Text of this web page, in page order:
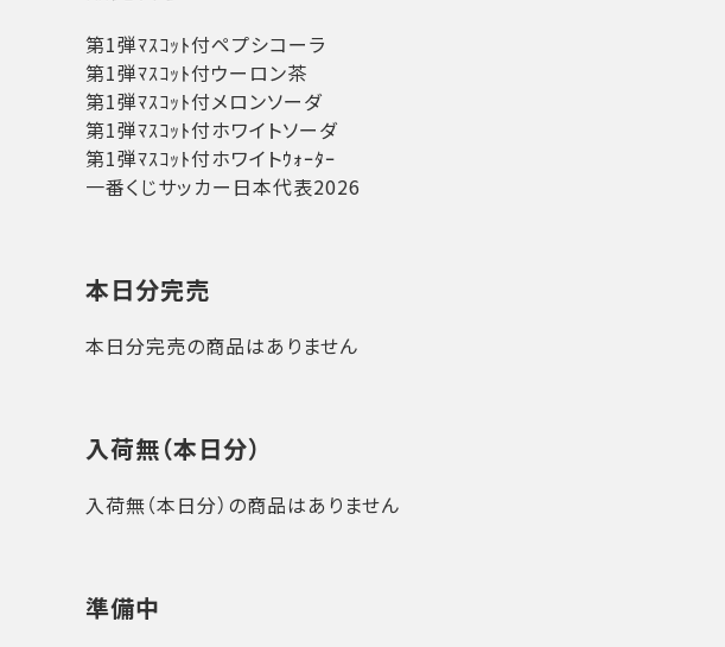
第1弾ﾏｽｺｯﾄ付ペプシコーラ
第1弾ﾏｽｺｯﾄ付ウーロン茶
第1弾ﾏｽｺｯﾄ付メロンソーダ
第1弾ﾏｽｺｯﾄ付ホワイトソーダ
第1弾ﾏｽｺｯﾄ付ホワイトｳｫｰﾀｰ
一番くじサッカー日本代表2026
本日分完売
本日分完売の商品はありません
入荷無（本日分）
入荷無（本日分）の商品はありません
準備中